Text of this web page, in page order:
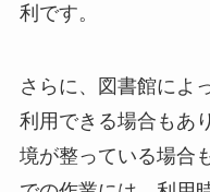
利です。
さらに、図書館によ
利用できる場合もあ
境が整っている場合